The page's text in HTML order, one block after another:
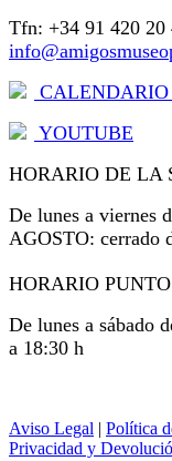
Tfn: +34 91 420 20
YOUTUBE
HORARIO DE LA
De lunes a viernes
AGOSTO: cerrado
HORARIO
De lunes a sábado
a 18:30 h
Aviso Legal | Política
Privacidad y